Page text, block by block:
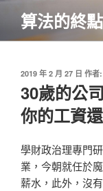
主
算法的終點
發
於
2019 年 2 月 27 日 作者:
30歲的公
你的工資
學財政治理專門
業，今朝就任於
薪水，此外，沒